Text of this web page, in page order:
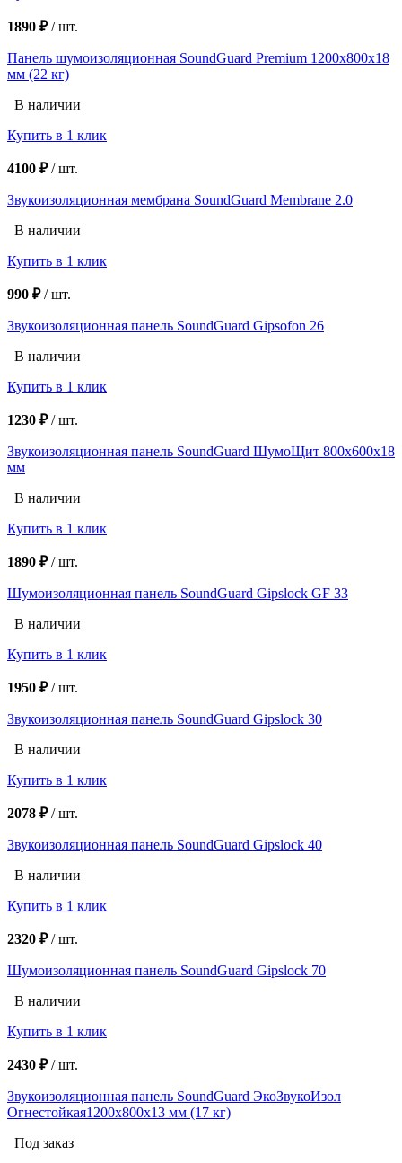
1890 ₽/шт.
Панель шумоизоляционная SoundGuard Premium 1200х800х18
мм (22 кг)
В наличии
Купить в 1 клик
4100 ₽/шт.
Звукоизоляционная мембрана SoundGuard Membrane 2.0
В наличии
Купить в 1 клик
990 ₽/шт.
Звукоизоляционная панель SoundGuard Gipsofon 26
В наличии
Купить в 1 клик
1230 ₽/шт.
Звукоизоляционная панель SoundGuard ШумоЩит 800х600х18
мм
В наличии
Купить в 1 клик
1890 ₽/шт.
Шумоизоляционная панель SoundGuard Gipslock GF 33
В наличии
Купить в 1 клик
1950 ₽/шт.
Звукоизоляционная панель SoundGuard Gipslock 30
В наличии
Купить в 1 клик
2078 ₽/шт.
Звукоизоляционная панель SoundGuard Gipslock 40
В наличии
Купить в 1 клик
2320 ₽/шт.
Шумоизоляционная панель SoundGuard Gipslock 70
В наличии
Купить в 1 клик
2430 ₽/шт.
Звукоизоляционная панель SoundGuard ЭкоЗвукоИзол
Огнестойкая1200х800х13 мм (17 кг)
Под заказ